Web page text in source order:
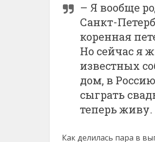
– Я вообще
Санкт-
коренная
Но сейчас я
известных
дом, в
сыграть
теперь живу.
Как делилась пара в